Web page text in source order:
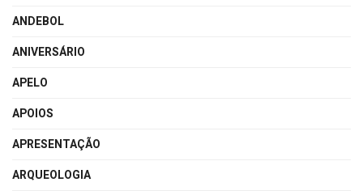
ANDEBOL
ANIVERSÁRIO
APELO
APOIOS
APRESENTAÇÃO
ARQUEOLOGIA